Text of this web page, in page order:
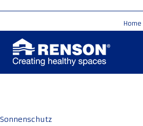
Home
Sonnenschutz